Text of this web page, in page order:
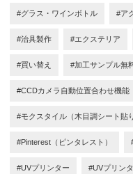
#グラス・ワインボトル #ア
#治具製作 #エクステリア
#買い替え #加工サンプル無
#CCDカメラ自動位置合わせ機能
#モクスタイル（木目調シート貼
#Pinterest（ピンタレスト）
#UVプリンター #UVプリン